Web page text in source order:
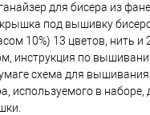
для бисера из
под вышивку
10%) 13 цветов, нить и
инструкция по
схема для
используемого в наборе,